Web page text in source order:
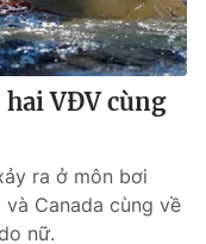
VĐV cùng
ra ở môn bơi
Canada cùng về
nữ.